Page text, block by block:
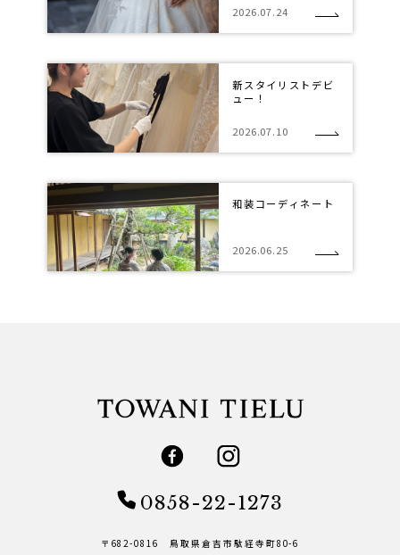
2026.07.24
新スタイリストデビ
ュー！
2026.07.10
和装コーディネート
2026.06.25
0858-22-1273
〒682-0816 鳥取県倉吉市駄経寺町80-6